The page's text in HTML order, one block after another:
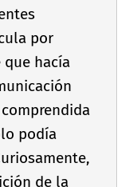
por
que hací­a
podí­a
de la